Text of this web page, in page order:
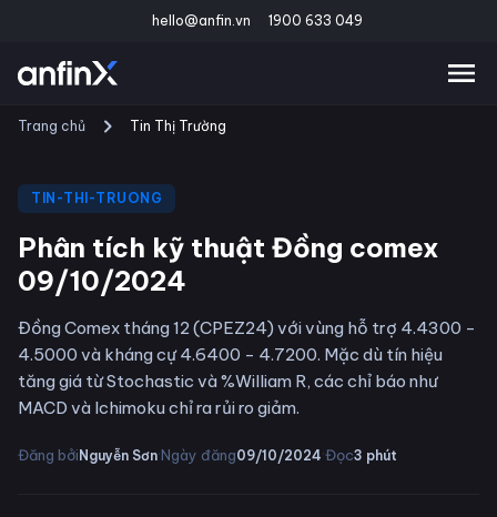
hello@anfin.vn 1900 633 049
Trang chủ Tin Thị Trường
TIN-THI-TRUONG
Phân tích kỹ thuật Đồng comex
09/10/2024
Đồng Comex tháng 12 (CPEZ24) với vùng hỗ trợ 4.4300 -
4.5000 và kháng cự 4.6400 - 4.7200. Mặc dù tín hiệu
tăng giá từ Stochastic và %William R, các chỉ báo như
MACD và Ichimoku chỉ ra rủi ro giảm.
Đăng bởiNguyễn Sơn·Ngày đăng09/10/2024·Đọc3 phút